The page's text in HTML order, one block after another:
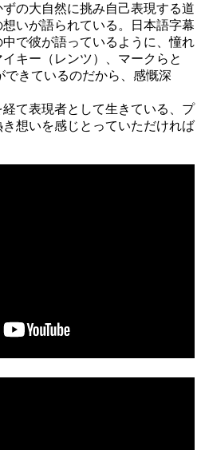
の大自然に挑み自己表現する道
いが語られている。日本語字幕
で彼が語っているように、憧れ
キー（レンツ）、マークらと
きているのだから、感慨深
て表現者として生きている、プ
想いを感じとっていただければ